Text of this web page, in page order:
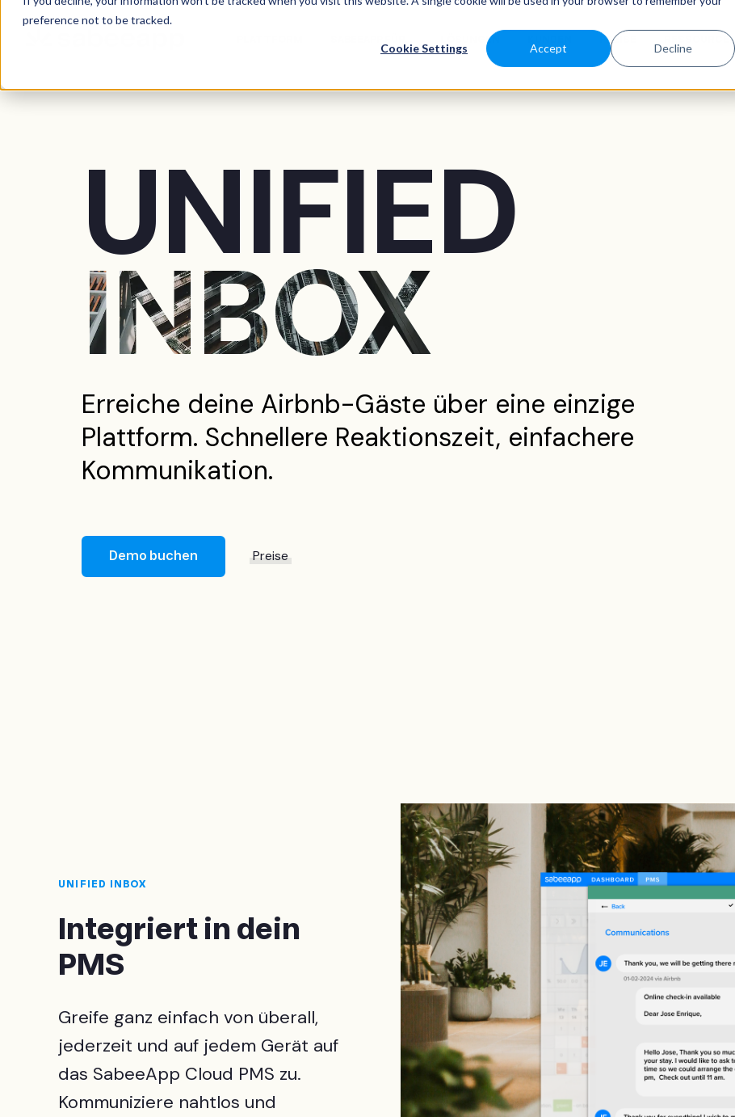
preference not to be tracked.
Cookie Settings Accept Decline
LÖSUNGEN PREISE RESSOURCEN
UNIFIED
INBOX
Erreiche deine Airbnb-Gäste über eine einzige
Plattform. Schnellere Reaktionszeit, einfachere
Kommunikation.
Demo buchen Preise
UNIFIED INBOX
Integriert in dein
PMS
Greife ganz einfach von überall,
jederzeit und auf jedem Gerät auf
das SabeeApp Cloud PMS zu.
Kommuniziere nahtlos und